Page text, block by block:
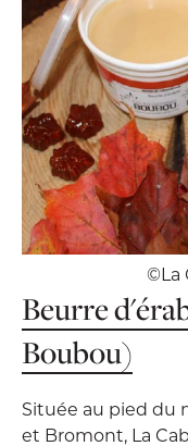
©La
Beurre
Boubou)
Située au pied du
et Bromont, La